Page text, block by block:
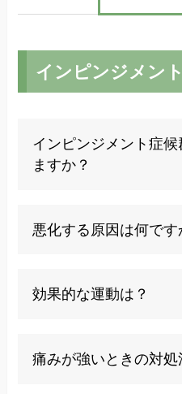
インピンジメン
インピンジメント症候
ますか？
防ぎます。当院では整
た治療で改善が期待でき
悪化する原因は何です
日常生活での負担軽減
効果的な運動は？
当院では個別に適した
痛みが強いときの対処